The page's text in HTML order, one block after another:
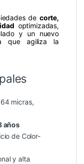
de corte,
optimizadas,
y un nuevo
que agiliza la
micras,
años
de Color-
y alta